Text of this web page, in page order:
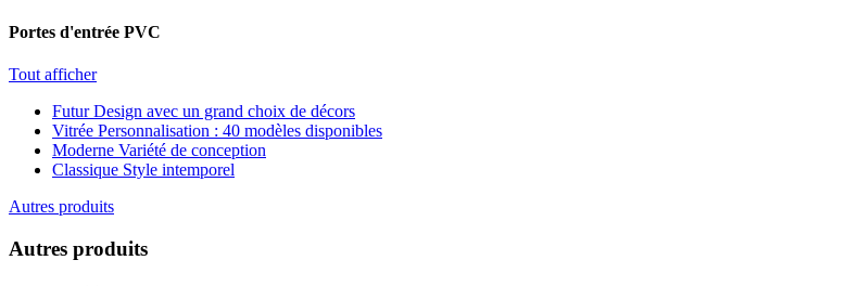
Portes d'entrée PVC
Tout afficher
Futur Design avec un grand choix de décors
Vitrée Personnalisation : 40 modèles disponibles
Moderne Variété de conception
Classique Style intemporel
Autres produits
Autres produits